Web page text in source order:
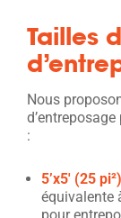
Tailles
Nous
:
5’x5′ (25 pi²
équivalente
pour